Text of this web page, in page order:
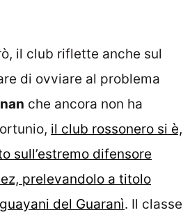
il club riflette anche sul
di ovviare al problema
che ancora non ha
il club rossonero si è,
sull’estremo difensore
prelevandolo a titolo
del Guaranì. Il classe